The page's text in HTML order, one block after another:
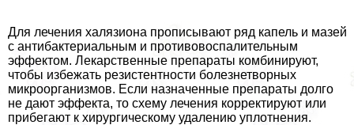
Для лечения халязиона прописывают ряд капель и мазей
с антибактериальным и противовоспалительным
эффектом. Лекарственные препараты комбинируют,
чтобы избежать резистентности болезнетворных
микроорганизмов. Если назначенные препараты долго
не дают эффекта, то схему лечения корректируют или
прибегают к хирургическому удалению уплотнения.